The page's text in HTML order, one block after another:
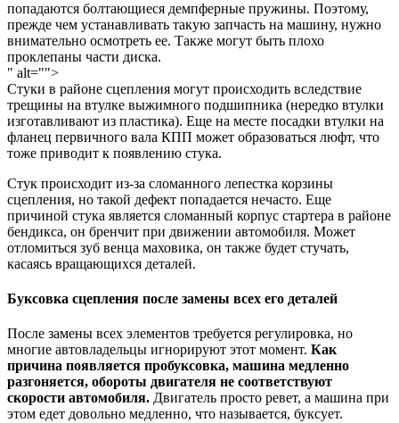
попадаются болтающиеся демпферные пружины. Поэтому,
прежде чем устанавливать такую запчасть на машину, нужно
внимательно осмотреть ее. Также могут быть плохо
проклепаны части диска.
" alt="">
Стуки в районе сцепления могут происходить вследствие
трещины на втулке выжимного подшипника (нередко втулки
изготавливают из пластика). Еще на месте посадки втулки на
фланец первичного вала КПП может образоваться люфт, что
тоже приводит к появлению стука.
Стук происходит из-за сломанного лепестка корзины
сцепления, но такой дефект попадается нечасто. Еще
причиной стука является сломанный корпус стартера в районе
бендикса, он бренчит при движении автомобиля. Может
отломиться зуб венца маховика, он также будет стучать,
касаясь вращающихся деталей.
Буксовка сцепления после замены всех его деталей
После замены всех элементов требуется регулировка, но
многие автовладельцы игнорируют этот момент. Как
причина появляется пробуксовка, машина медленно
разгоняется, обороты двигателя не соответствуют
скорости автомобиля. Двигатель просто ревет, а машина при
этом едет довольно медленно, что называется, буксует.